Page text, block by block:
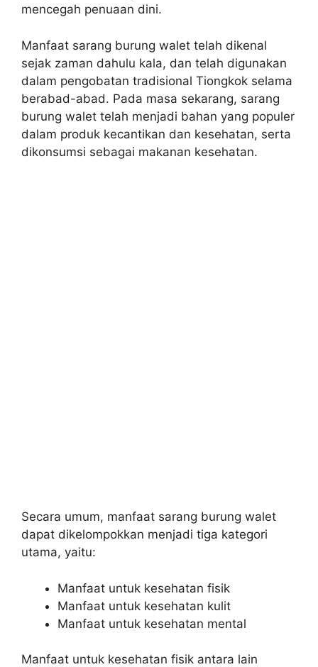
mencegah penuaan dini.
Manfaat sarang burung walet telah dikenal
sejak zaman dahulu kala, dan telah digunakan
dalam pengobatan tradisional Tiongkok selama
berabad-abad. Pada masa sekarang, sarang
burung walet telah menjadi bahan yang populer
dalam produk kecantikan dan kesehatan, serta
dikonsumsi sebagai makanan kesehatan.
Secara umum, manfaat sarang burung walet
dapat dikelompokkan menjadi tiga kategori
utama, yaitu:
Manfaat untuk kesehatan fisik
Manfaat untuk kesehatan kulit
Manfaat untuk kesehatan mental
Manfaat untuk kesehatan fisik antara lain